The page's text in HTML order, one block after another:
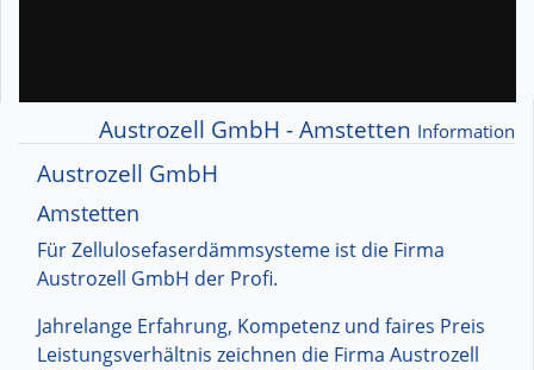
Austrozell GmbH - Amstetten Information
Austrozell GmbH
Amstetten
Für Zellulosefaserdämmsysteme ist die Firma
Austrozell GmbH der Profi.
Jahrelange Erfahrung, Kompetenz und faires Preis
Leistungsverhältnis zeichnen die Firma Austrozell